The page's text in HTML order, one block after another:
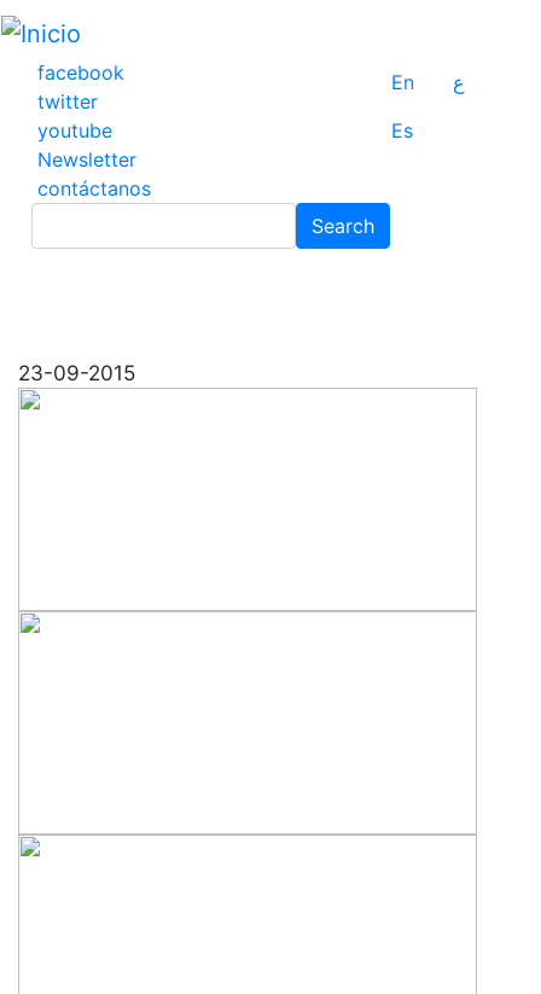
Pasar
contenido
principal
facebook
twitter
youtube
Newsletter
contáctanos
En
ع
Es
Search
23-09-2015